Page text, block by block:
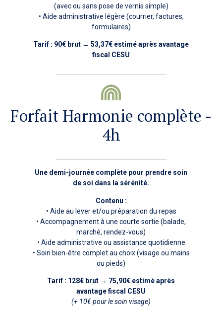
(avec ou sans pose de vernis simple)
• Aide administrative légère (courrier, factures,
formulaires)
Tarif : 90€ brut → 53,37€ estimé après avantage
fiscal CESU
Forfait Harmonie complète -
4h
Une demi-journée complète pour prendre soin
de soi dans la sérénité.
Contenu :
• Aide au lever et/ou préparation du repas
• Accompagnement à une courte sortie (balade,
marché, rendez-vous)
• Aide administrative ou assistance quotidienne
• Soin bien-être complet au choix (visage ou mains
ou pieds)
Tarif : 128€ brut → 75,90€ estimé après
avantage fiscal CESU
(+ 10€ pour le soin visage)